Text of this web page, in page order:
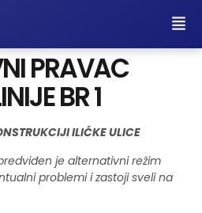
PRAVAC
BR 1
ILIĆKE ULICE
je alternativni režim
problemi i zastoji sveli na